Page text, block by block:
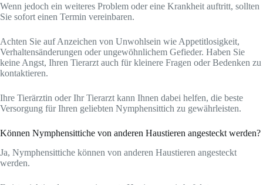
Wenn jedoch ein weiteres Problem oder eine Krankheit auftritt, sollten
Sie sofort einen Termin vereinbaren.
Achten Sie auf Anzeichen von Unwohlsein wie Appetitlosigkeit,
Verhaltensänderungen oder ungewöhnlichem Gefieder. Haben Sie
keine Angst, Ihren Tierarzt auch für kleinere Fragen oder Bedenken zu
kontaktieren.
Ihre Tierärztin oder Ihr Tierarzt kann Ihnen dabei helfen, die beste
Versorgung für Ihren geliebten Nymphensittich zu gewährleisten.
Können Nymphensittiche von anderen Haustieren angesteckt werden?
Ja, Nymphensittiche können von anderen Haustieren angesteckt
werden.